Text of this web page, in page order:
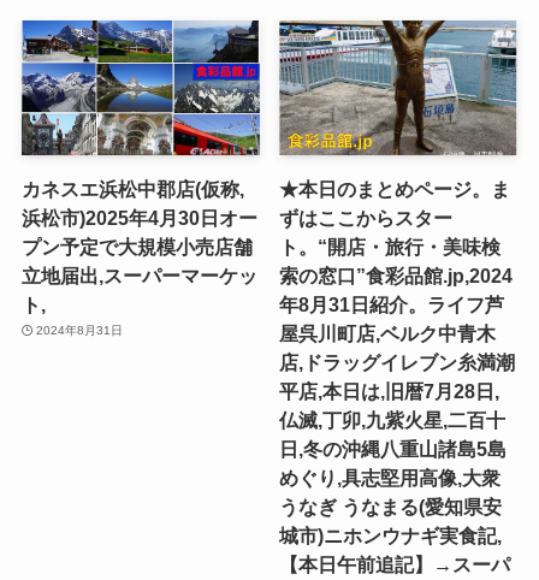
カネスエ浜松中郡店(仮称,
浜松市)2025年4月30日オー
プン予定で大規模小売店舗
立地届出,スーパーマーケッ
ト,
2024年8月31日
★本日のまとめページ。ま
ずはここからスター
ト。“開店・旅行・美味検
索の窓口”食彩品館.jp,2024
年8月31日紹介。ライフ芦
屋呉川町店,ベルク中青木
店,ドラッグイレブン糸満潮
平店,本日は,旧暦7月28日,
仏滅,丁卯,九紫火星,二百十
日,冬の沖縄八重山諸島5島
めぐり,具志堅用高像,大衆
うなぎ うなまる(愛知県安
城市)ニホンウナギ実食記,
【本日午前追記】→スーパ